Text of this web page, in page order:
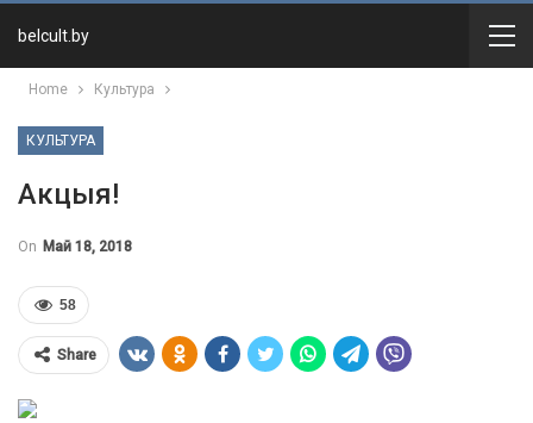
belcult.by
Home Культура
КУЛЬТУРА
Акцыя!
On Май 18, 2018
58
Share